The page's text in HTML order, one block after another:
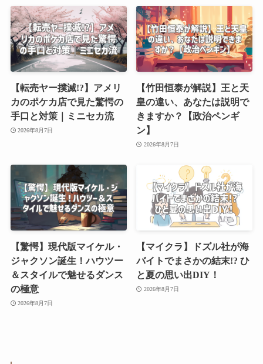
【転売ヤー撲滅!?】アメリ
カのポケカ店で見た驚愕の
手口と対策｜ミニセカ流
2026年8月7日
【竹田恒泰が解説】王と天
皇の違い、あなたは説明で
きますか？【政治ペンギ
ン】
2026年8月7日
【驚愕】現代版マイケル・
ジャクソン誕生！ハウツー
＆スタイルで魅せるダンス
の極意
2026年8月7日
【マイクラ】ドズル社が海
バイトでまさかの結末!? ひ
と夏の思い出DIY！
2026年8月7日